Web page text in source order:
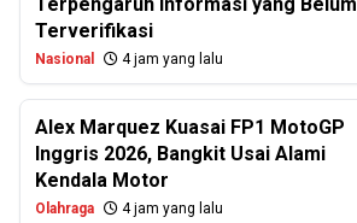
Terverifikasi
Nasional 4 jam yang lalu
Alex Marquez Kuasai FP1 MotoGP
Inggris 2026, Bangkit Usai Alami
Kendala Motor
Olahraga 4 jam yang lalu